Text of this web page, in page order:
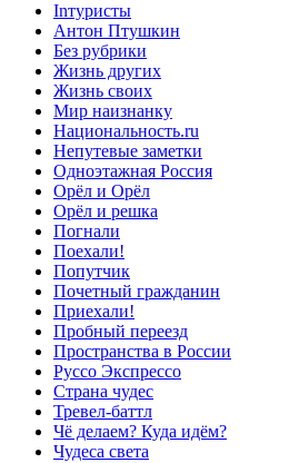
Inтуристы
Антон Птушкин
Без рубрики
Жизнь других
Жизнь своих
Мир наизнанку
Национальность.ru
Непутевые заметки
Одноэтажная Россия
Орёл и Орёл
Орёл и решка
Погнали
Поехали!
Попутчик
Почетный гражданин
Приехали!
Пробный переезд
Пространства в России
Руссо Экспрессо
Страна чудес
Тревел-баттл
Чё делаем? Куда идём?
Чудеса света